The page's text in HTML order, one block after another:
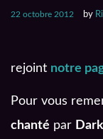
22 octobre 2012 by
rejoint notre
Pour vous
chanté par